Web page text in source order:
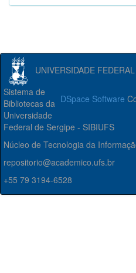
UNIVERSIDADE
DSpace Software
Sistema de
Bibliotecas da
Universidade
Federal de Sergipe - SIBIUFS
Núcleo de Tecnologia da
repositorio@academico.ufs.br
+55 79 3194-6528